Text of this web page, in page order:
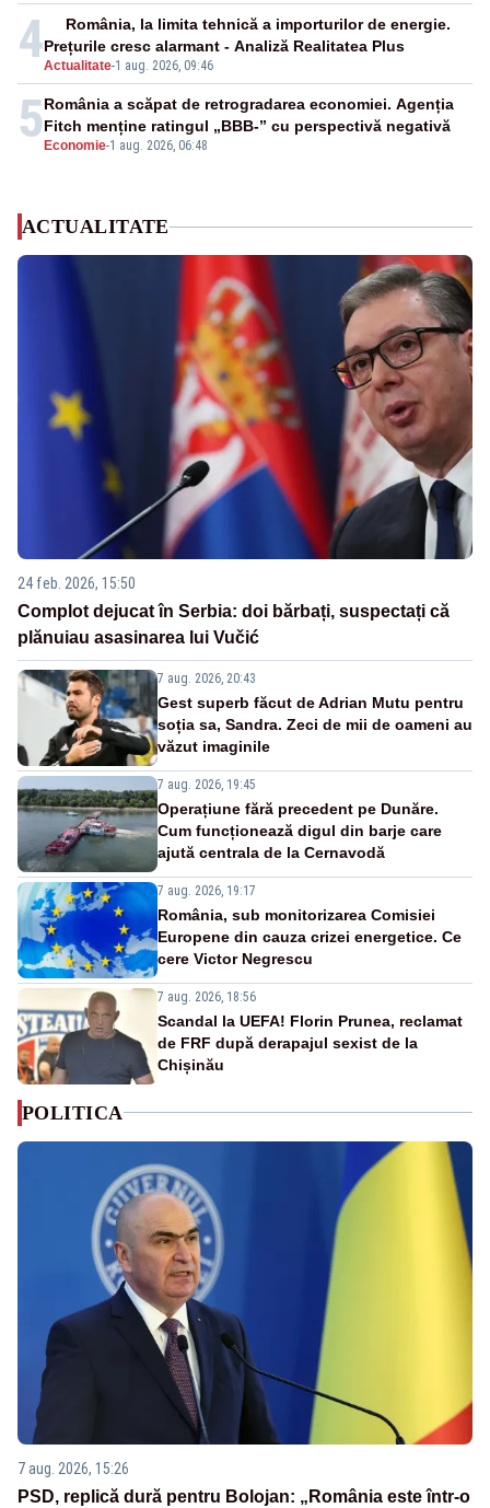
4Actualitate-1 aug. 2026, 09:46
România, la limita tehnică a importurilor de energie.
Prețurile cresc alarmant - Analiză Realitatea Plus
5 Economie-1 aug. 2026, 06:48
România a scăpat de retrogradarea economiei. Agenția
Fitch menține ratingul „BBB-” cu perspectivă negativă
ACTUALITATE
24 feb. 2026, 15:50
Complot dejucat în Serbia: doi bărbați, suspectați că
plănuiau asasinarea lui Vučić
7 aug. 2026, 20:43
Gest superb făcut de Adrian Mutu pentru
soția sa, Sandra. Zeci de mii de oameni au
văzut imaginile
7 aug. 2026, 19:45
Operațiune fără precedent pe Dunăre.
Cum funcționează digul din barje care
ajută centrala de la Cernavodă
7 aug. 2026, 19:17
România, sub monitorizarea Comisiei
Europene din cauza crizei energetice. Ce
cere Victor Negrescu
7 aug. 2026, 18:56
Scandal la UEFA! Florin Prunea, reclamat
de FRF după derapajul sexist de la
Chișinău
POLITICA
7 aug. 2026, 15:26
PSD, replică dură pentru Bolojan: „România este într-o